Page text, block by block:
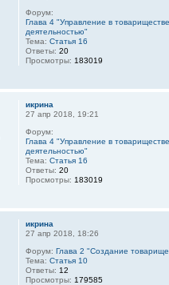
Форум:
Глава 4 "Управление в
деятельностью"
Тема:Статья 16
Ответы:20
Просмотры: 183019
икрина
27 апр 2018, 19:21
Форум:
Глава 4 "Управление в
деятельностью"
Тема:Статья 16
Ответы:20
Просмотры: 183019
икрина
27 апр 2018, 18:26
Форум:Глава 2 "Создание
Тема:Статья 10
Ответы: 12
Просмотры: 179585